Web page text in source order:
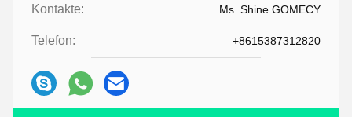
Kontakte: Ms. Shine GOMECY
Telefon: +8615387312820